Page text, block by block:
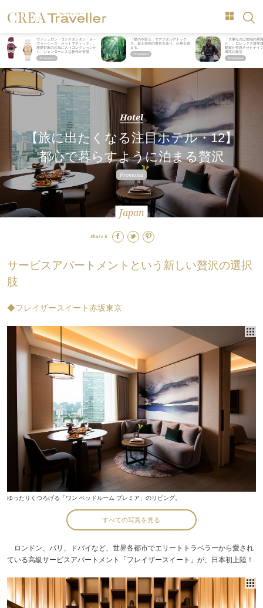
ヴァシュロン・コンスタンタン「オー
ヴァーシーズ・オートマティック」。
旅愛好家のお気に入りコレクションか
ら、ジェンダーレスな新作が登場
「星のや富士」でデジタルデトック
ス。冨士信仰の歴史を辿り、心身を調
える。
「大事なのは地域の意
と」。ロレックス賞受
動家が実現させたナイ
環境の復活
Hotel
【旅に出たくなる注目ホテル・12】
都心で暮らすように泊まる贅沢
Japan
Share it
サービスアパートメントという新しい贅沢の選択
肢
◆フレイザースイート赤坂東京
ゆったりくつろげる「ワン ベッドルーム プレミア」のリビング。
すべての写真を見る
ロンドン、パリ、ドバイなど、世界各都市でエリートトラベラーから愛され
ている高級サービスアパートメント「フレイザースイート」が、日本初上陸！